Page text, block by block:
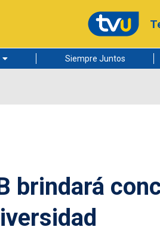
Siempre Juntos
brindará